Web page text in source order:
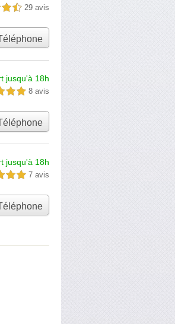
sur 5 29 avis
jusqu'à 18h
sur 5 8 avis
jusqu'à 18h
sur 5 7 avis